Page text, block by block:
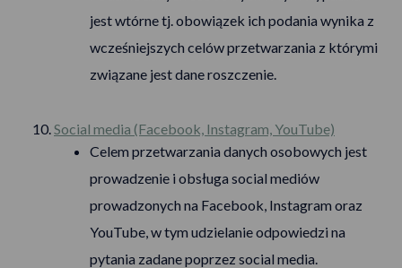
jest wtórne tj. obowiązek ich podania wynika z
wcześniejszych celów przetwarzania z którymi
związane jest dane roszczenie.
Social media (Facebook, Instagram, YouTube)
Celem przetwarzania danych osobowych jest
prowadzenie i obsługa social mediów
prowadzonych na Facebook, Instagram oraz
YouTube, w tym udzielanie odpowiedzi na
pytania zadane poprzez social media.